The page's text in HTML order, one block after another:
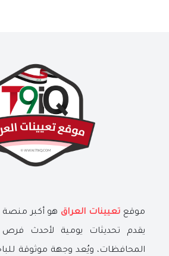
موقع تعيينات العراق هو أكبر منصة
يقدم تحديثات يومية لأحدث
المحافظات، ويُعد وجهة موثوقة